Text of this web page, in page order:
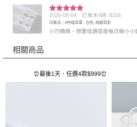
評分5 滿
分 5
2026-08-04 訂單末4碼: 8216
印象派｜6件組耳環 - 白色, 純銀耳針
小巧精緻，想要低調或是每日做小小
相關商品
⏰最後1天．任選4款$999⏰